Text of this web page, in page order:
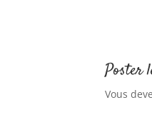
Poster
Vous